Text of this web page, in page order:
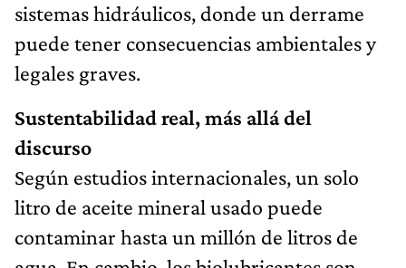
sistemas hidráulicos, donde un derrame
puede tener consecuencias ambientales y
legales graves.
Sustentabilidad real, más allá del
discurso
Según estudios internacionales, un solo
litro de aceite mineral usado puede
contaminar hasta un millón de litros de